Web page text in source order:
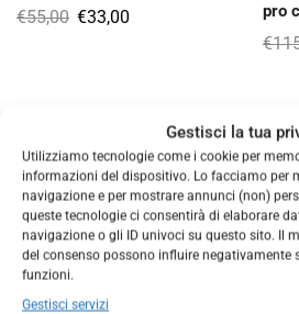
Gestisci la tua
Utilizziamo tecnologie come i cookie per
informazioni del dispositivo. Lo facciamo per
navigazione e per mostrare annunci (non)
queste tecnologie ci consentirà di elaborare
navigazione o gli ID univoci su questo sito. Il
del consenso possono influire negativamente
funzioni.
Gestisci servizi
€55,00 €33,00
pro
€